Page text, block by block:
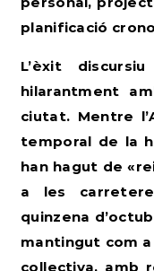
planificació
L’èxit
hilarantment
ciutat. Mentre
temporal de la
han hagut de
a les
quinzena
mantingut com
col·lectiva, amb